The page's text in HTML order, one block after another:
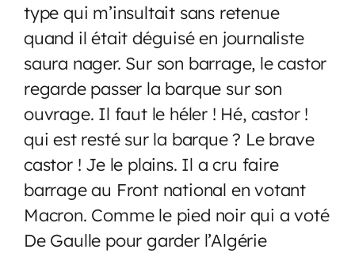
type qui m’insultait sans retenue
quand il était déguisé en journaliste
saura nager. Sur son barrage, le castor
regarde passer la barque sur son
ouvrage. Il faut le héler ! Hé, castor !
qui est resté sur la barque ? Le brave
castor ! Je le plains. Il a cru faire
barrage au Front national en votant
Macron. Comme le pied noir qui a voté
De Gaulle pour garder l’Algérie